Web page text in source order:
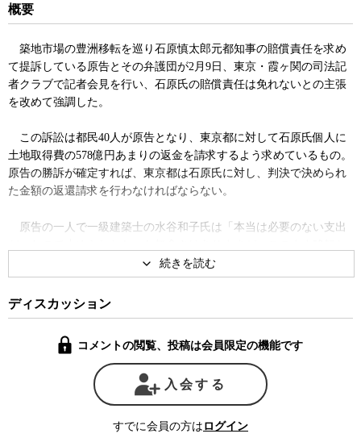
概要
築地市場の豊洲移転を巡り石原慎太郎元都知事の賠償責任を求め
て提訴している原告とその弁護団が2月9日、東京・霞ヶ関の司法記
者クラブで記者会見を行い、石原氏の賠償責任は免れないとの主張
を改めて強調した。
この訴訟は都民40人が原告となり、東京都に対して石原氏個人に
土地取得費の578億円あまりの返金を請求するよう求めているもの。
原告の勝訴が確定すれば、東京都は石原氏に対し、判決で決められ
た金額の返還請求を行わなければならない。
原告の一人で一級建築士の水谷和子氏は「本当は必要のない支出
なれば更に被害者が増えるので、いま止まってよかった。これほど
出費をしてしまったわけですから、この失敗に学んで公共事業の在
り方を考え直すチャンスだと思う」と語った。
弁護団の梓澤和幸弁護士は「裁判は政治に利用される場所ではな
く、正義と事実と良心によって真実が明らかにされる場所。石原さ
んはここに出て、偽証罪の処罰の責任をかけて真実を明らかにする
べき」と石原元都知事の証人としての出廷を訴た。
また弁護団の大城聡弁護士は､土地の取得を前に有識者からなる東
ディスカッション
コメントの閲覧、投稿は会員限定の機能です
入会する
すでに会員の方は ログイン